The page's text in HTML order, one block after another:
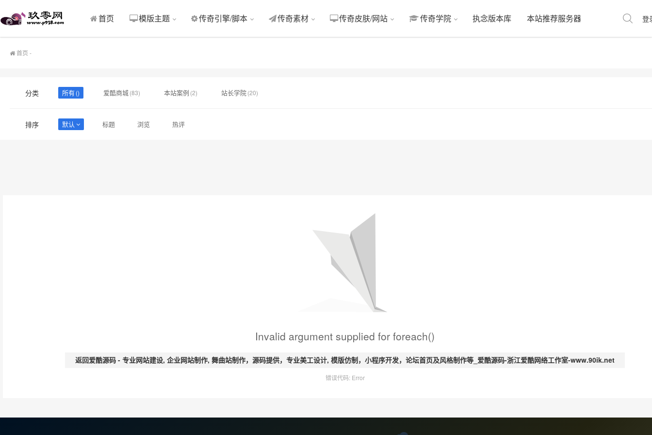
首页 模版主题 传奇引擎/脚本 传奇素材 传奇皮肤/网站 传奇学院 执念版本库 本站推荐服务器 登
首页 -
分类 所有() 爱酷商城(83) 本站案例 (2) 站长学院(20)
排序 默认 标题 浏览 热评
首页 模版主题 传奇引擎/脚本 传奇素材 传奇皮肤/网站 传奇学院 执念版本库 本站推荐服务器 登
Invalid argument supplied for foreach()
返回爱酷源码 - 专业网站建设, 企业网站制作, 舞曲站制作，源码提供，专业美工设计, 模版仿制，小程序开发，论坛首页及风格制作等_爱酷源码-浙江爱酷网络工作室-www.90ik.net
错误代码: Error